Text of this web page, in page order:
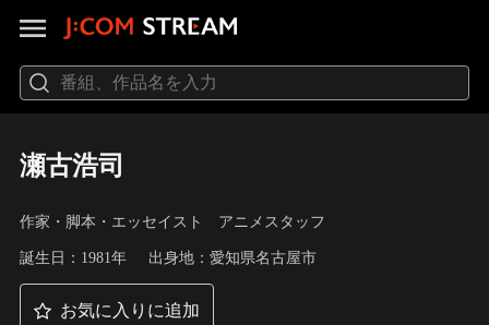
瀬古浩司
作家・脚本・エッセイスト アニメスタッフ
誕生日：1981年 出身地：愛知県名古屋市
お気に入りに追加